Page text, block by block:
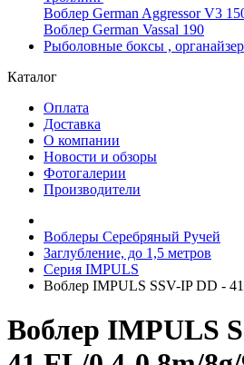
Воблер German Aggressor V3
Воблер German Vassal 190
Рыболовные боксы ,
Каталог
Оплата
Доставка
О компании
Новости и обзоры
Фотогалерии
Производители
Воблеры Серебряный Ручей
Заглубление, до 1,5 метров
Серия IMPULS
Воблер IMPULS SSV-IP DD -
Воблер IMPULS